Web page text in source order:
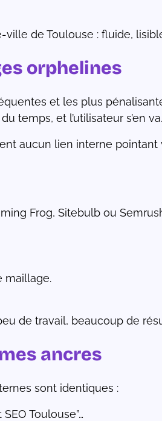
de Toulouse : fluide,
orphelines
et les plus
temps, et l’utilisateur s’en va.
aucun lien interne pointant
Frog, Sitebulb ou
maillage.
de travail, beaucoup de
ancres
sont identiques :
Toulouse”…